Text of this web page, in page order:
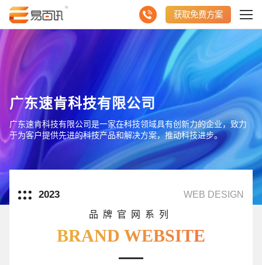
获取免费方案
广东速肯科技有限公司
广东速肯科技有限公司是一家在科技领域具有创新力的企业，致力
于为客户提供先进的科技产品和解决方案，推动科技进步。
2023
WEB DESIGN
品牌官网系列
BRAND WEBSITE